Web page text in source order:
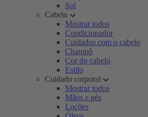
Sol
Cabelo
Mostrar todos
Condicionador
Cuidados com o cabelo
Champô
Cor do cabelo
Estilo
Cuidado corporal
Mostrar todos
Mãos e pés
Loções